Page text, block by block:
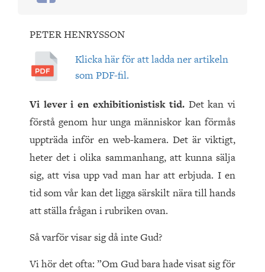
PETER HENRYSSON
Klicka här för att ladda ner artikeln
som PDF-fil.
Vi lever i en exhibitionistisk tid. Det kan vi
förstå genom hur unga människor kan förmås
uppträda inför en web-kamera. Det är viktigt,
heter det i olika sammanhang, att kunna sälja
sig, att visa upp vad man har att erbjuda. I en
tid som vår kan det ligga särskilt nära till hands
att ställa frågan i rubriken ovan.
Så varför visar sig då inte Gud?
Vi hör det ofta: ”Om Gud bara hade visat sig för